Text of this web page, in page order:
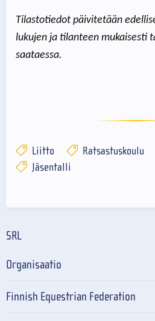
Tilastotiedot päivitetään
lukujen ja tilanteen mukaisesti
saataessa.
Liitto Ratsastuskoulu
Jäsentalli
SRL
Organisaatio
Finnish Equestrian Federation